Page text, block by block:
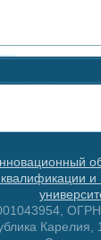
и
ОГРН
Карелия,